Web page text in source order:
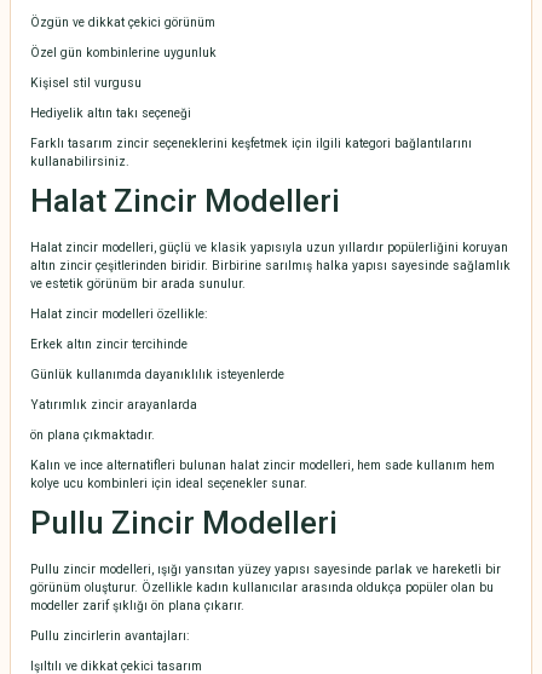
Özgün ve dikkat çekici görünüm
Özel gün kombinlerine uygunluk
Kişisel stil vurgusu
Hediyelik altın takı seçeneği
Farklı tasarım zincir seçeneklerini keşfetmek için ilgili kategori bağlantılarını
kullanabilirsiniz.
Halat Zincir Modelleri
Halat zincir modelleri, güçlü ve klasik yapısıyla uzun yıllardır popülerliğini koruyan
altın zincir çeşitlerinden biridir. Birbirine sarılmış halka yapısı sayesinde sağlamlık
ve estetik görünüm bir arada sunulur.
Halat zincir modelleri özellikle:
Erkek altın zincir tercihinde
Günlük kullanımda dayanıklılık isteyenlerde
Yatırımlık zincir arayanlarda
ön plana çıkmaktadır.
Kalın ve ince alternatifleri bulunan halat zincir modelleri, hem sade kullanım hem
kolye ucu kombinleri için ideal seçenekler sunar.
Pullu Zincir Modelleri
Pullu zincir modelleri, ışığı yansıtan yüzey yapısı sayesinde parlak ve hareketli bir
görünüm oluşturur. Özellikle kadın kullanıcılar arasında oldukça popüler olan bu
modeller zarif şıklığı ön plana çıkarır.
Pullu zincirlerin avantajları:
Işıltılı ve dikkat çekici tasarım